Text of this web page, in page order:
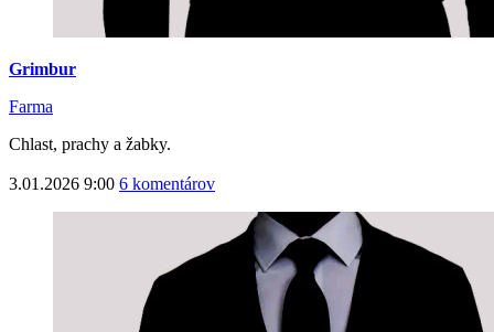
Grimbur
Farma
Chlast, prachy a žabky.
3.01.2026 9:00 6 komentárov